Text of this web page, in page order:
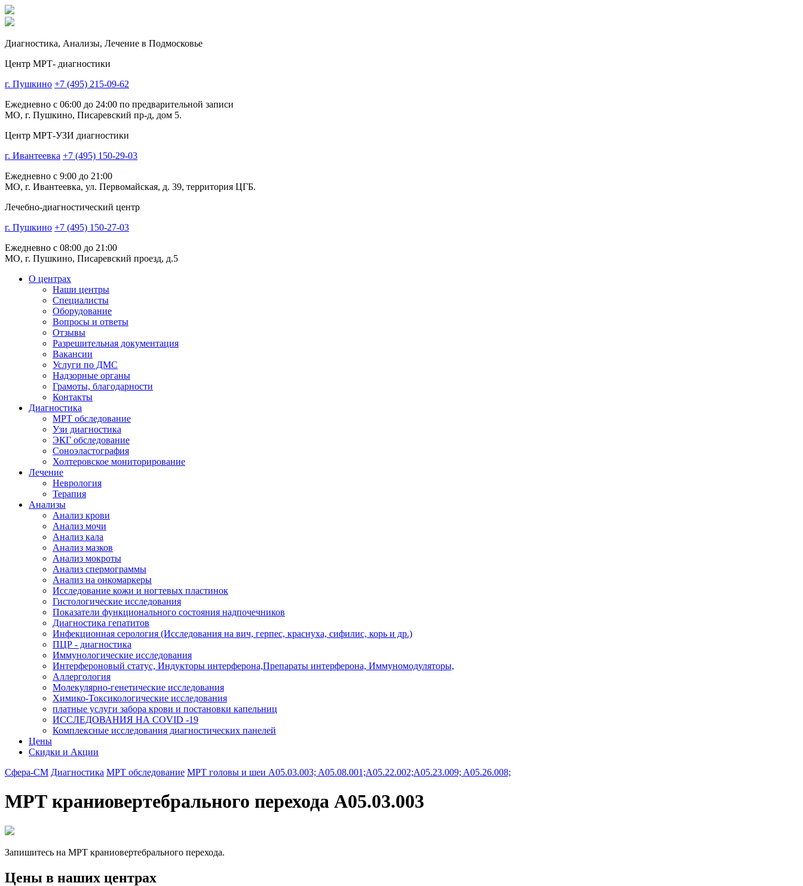
Диагностика, Анализы, Лечение в Подмосковье
Центр МРТ- диагностики
г. Пушкино +7 (495) 215-09-62
Ежедневно с 06:00 до 24:00 по предварительной записи
МО, г. Пушкино, Писаревский пр-д, дом 5.
Центр МРТ-УЗИ диагностики
г. Ивантеевка +7 (495) 150-29-03
Ежедневно с 9:00 до 21:00
МО, г. Ивантеевка, ул. Первомайская, д. 39, территория ЦГБ.
Лечебно-диагностический центр
г. Пушкино +7 (495) 150-27-03
Ежедневно с 08:00 до 21:00
МО, г. Пушкино, Писаревский проезд, д.5
О центрах
Наши центры
Специалисты
Оборудование
Вопросы и ответы
Отзывы
Разрешительная документация
Вакансии
Услуги по ДМС
Надзорные органы
Грамоты, благодарности
Контакты
Диагностика
МРТ обследование
Узи диагностика
ЭКГ обследование
Соноэластография
Холтеровское мониторирование
Лечение
Неврология
Терапия
Анализы
Анализ крови
Анализ мочи
Анализ кала
Анализ мазков
Анализ мокроты
Анализ спермограммы
Анализ на онкомаркеры
Исследование кожи и ногтевых пластинок
Гистологические исследования
Показатели функционального состояния надпочечников
Диагностика гепатитов
Инфекционная серология (Исследования на вич, герпес, краснуха, сифилис, корь и др.)
ПЦР - диагностика
Иммунологические исследования
Интерфероновый статус, Индукторы интерферона,Препараты интерферона, Иммуномодуляторы,
Аллергология
Молекулярно-генетические исследования
Химико-Токсикологические исследования
платные услуги забора крови и постановки капельниц
ИССЛЕДОВАНИЯ НА COVID -19
Комплексные исследования диагностических панелей
Цены
Скидки и Акции
Сфера-СМ Диагностика МРТ обследование МРТ головы и шеи A05.03.003; A05.08.001;A05.22.002;A05.23.009; A05.26.008;
МРТ краниовертебрального перехода A05.03.003
Запишитесь на МРТ краниовертебрального перехода.
Цены в наших центрах